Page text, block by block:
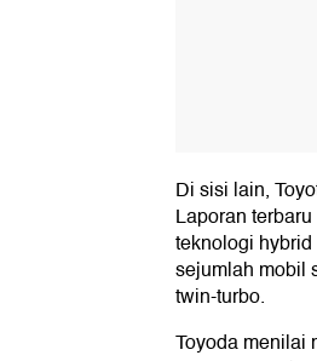
Di sisi lain,
Laporan
teknologi
sejumlah mobil
twin-turbo.
Toyoda menilai